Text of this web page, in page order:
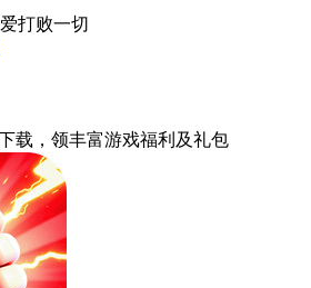
打败一切
载 ，领丰富游戏福利 及礼包